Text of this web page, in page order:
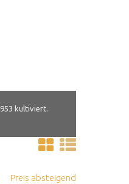
kultiviert.
Preis absteigend